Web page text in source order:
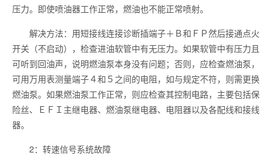
压力。即使喷油器工作正常，燃油也不能正常喷射。
解决方法：用短接线连接诊断插端子＋Ｂ和ＦＰ然后接通点火
开关（不启动），检查进油软管中有无压力。如果软管中有压力且
可听到回油声，说明燃油泵本身没有问题；否则，应检查燃油泵，
可用万用表测量端子４和５之间的电阻，如与规定不符，则需更换
燃油泵。如果燃油泵工作正常，则应检查其控制电路，主要包括保
险丝、ＥＦＩ主继电器、燃油泵继电器、电阻器以及各配线和接线
器。
2：转速信号系统故障